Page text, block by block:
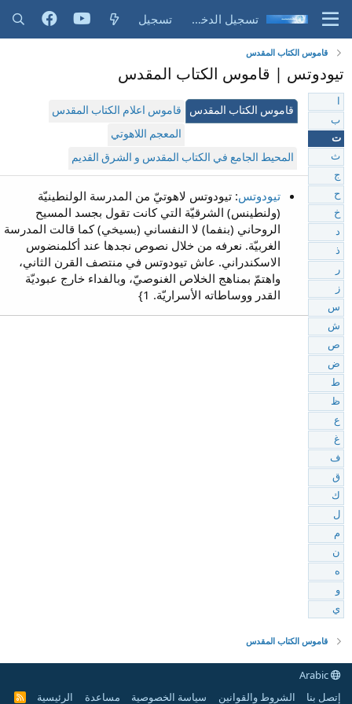
تسجيل الدخول تسجيل
قاموس الكتاب المقدس
تيودوتس | قاموس الكتاب المقدس
قاموس الكتاب المقدس
قاموس اعلام الكتاب المقدس
المعجم اللاهوتي
المحيط الجامع في الكتاب المقدس و الشرق القديم
تيودوتس: تيودوتس لاهوتيّ من المدرسة الولنطينيّة
(ولنطينس) الشرقيّة التي كانت تقول بجسد المسيح
الروحاني (بنفما) لا النفساني (بسيخي) كما قالت المدرسة
الغربيّة. نعرفه من خلال نصوص نجدها عند أكلمنضوس
الاسكندراني. عاش تيودوتس في منتصف القرن الثاني،
واهتمّ بمناهج الخلاص الغنوصيّ، وبالفداء خارج عبوديّة
القدر ووساطاته الأسراريّة. 1}
ب
ت
ث
ج
ح
خ
د
ذ
ر
ز
س
ش
ص
ض
ط
ظ
ع
غ
ف
ق
ك
ل
م
ن
ه
و
ي
قاموس الكتاب المقدس
إتصل بنا
الشروط والقوانين سياسة الخصوصية مساعدة الرئيسية
R